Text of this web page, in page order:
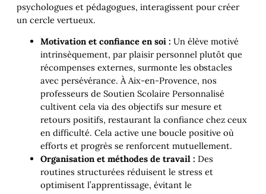
psychologues et pédagogues, interagissent pour créer
un cercle vertueux.
Motivation et confiance en soi : Un élève motivé
intrinsèquement, par plaisir personnel plutôt que
récompenses externes, surmonte les obstacles
avec persévérance. À Aix-en-Provence, nos
professeurs de Soutien Scolaire Personnalisé
cultivent cela via des objectifs sur mesure et
retours positifs, restaurant la confiance chez ceux
en difficulté. Cela active une boucle positive où
efforts et progrès se renforcent mutuellement.
Organisation et méthodes de travail : Des
routines structurées réduisent le stress et
optimisent l’apprentissage, évitant le